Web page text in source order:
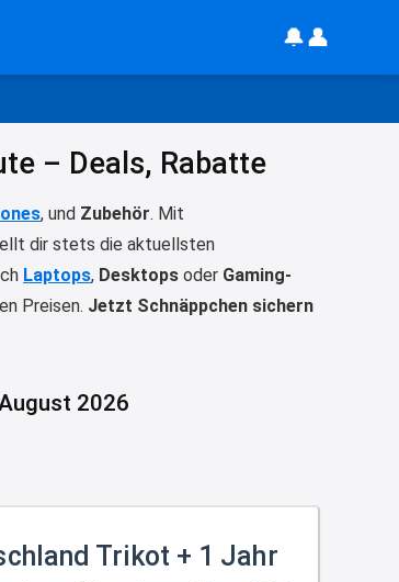
🔔👤
– Deals, Rabatte
, und Zubehör. Mit
dir stets die aktuellsten
Laptops, Desktops oder Gaming-
Preisen. Jetzt Schnäppchen sichern
2026
Trikot + 1 Jahr
Ration Micronährstoffe/ Vitamine
www.dunatura.com/free-trial...
Joachim
Probenwww.orthomol.com/de-
de/service...
↩
Gratis Campari Spritz / Aperol
Strandnixe